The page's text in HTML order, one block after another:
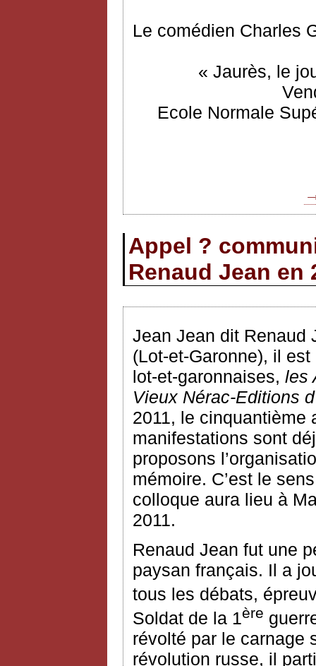
Le comédien Charles
« Jaurès, le
Ecole Normale
Appel ?
Renaud Jean en
Jean Jean dit Renaud
(Lot-et-Garonne), il
lot-et-garonnaises, les
Vieux Nérac-Editions
2011, le cinquantième
manifestations sont
proposons
mémoire. C’est le
colloque aura lieu à
2011.
Renaud Jean fut une
paysan français. Il a
tous les débats,
Soldat de la 1ère
révolté par le carnage
révolution russe, il